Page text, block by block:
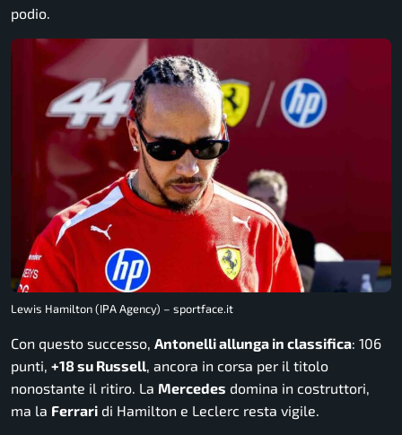
podio.
Lewis Hamilton (IPA Agency) – sportface.it
Con questo successo, Antonelli allunga in classifica: 106
punti, +18 su Russell, ancora in corsa per il titolo
nonostante il ritiro. La Mercedes domina in costruttori,
ma la Ferrari di Hamilton e Leclerc resta vigile.